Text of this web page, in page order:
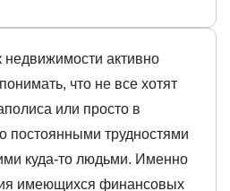
активно
что не все хотят
или просто в
постоянными трудностями
куда-то людьми. Именно
имеющихся финансовых